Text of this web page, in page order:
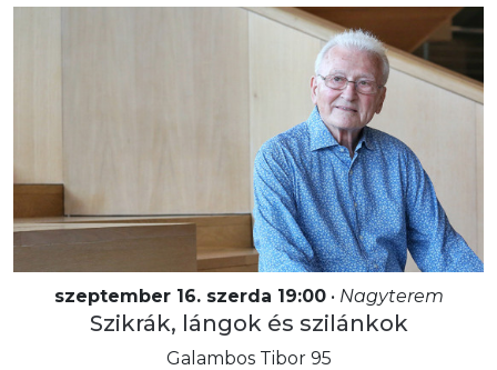
szeptember 16. szerda 19:00• Nagyterem
Szikrák, lángok és szilánkok
Galambos Tibor 95